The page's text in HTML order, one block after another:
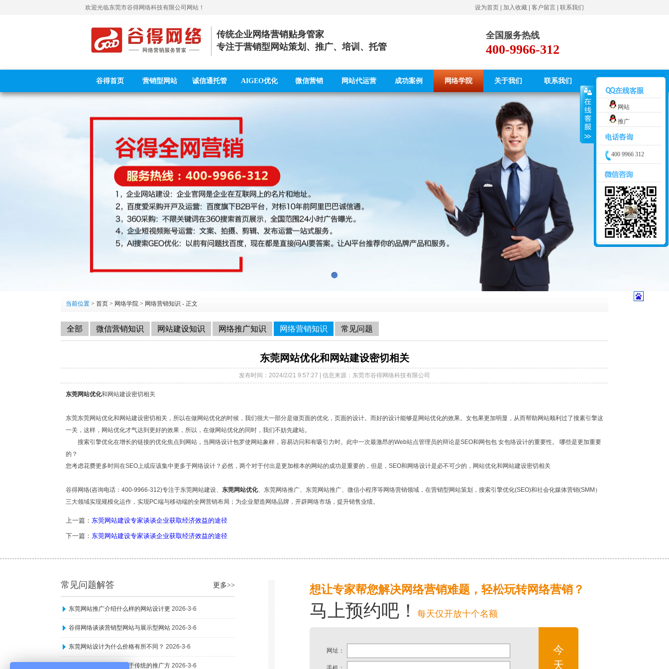
欢迎光临东莞市谷得网络科技有限公司 网站！ 设为首页 加入收藏 客户留言 联系我们
传统企业网络营销贴身管家
专注于营销型网站策划、推广、培训、托管
全国服务热线
400-9966-312
谷得首页 营销型网站 诚信通托管 AIGEO优化 微信营销 网站代运营 成功案例 网络学院 关于我们 联系我们
当前位置 > 首页 > 网络学院 > 网络营销知识 - 正文
全部 微信营销知识 网站建设知识 网络推广知识 网络营销知识 常见问题
东莞网站优化和网站建设密切相关
发布时间：2024/2/21 9:57:27 | 信息来源：东莞市谷得网络科技有限公司
东莞网站优化和网站建设密切相关
东莞东莞网站优化和网站建设密切相关，所以在做网站优化的时候，我们很大一部分是做页面的优化，页面的设计。而好的设计能够是网站优化的效果。女包果更加明显，从而帮助网站顺利过了搜素引擎这
一关，这样，网站优化才气达到更好的效果，所以，在做网站优化的同时，我们不妨先建站。
搜索引擎优化在增长的链接的优化焦点到网站，当网络设计包罗使网站象样，容易访问和有吸引力时。此中一次最激昂的Web站点管理员的辩论是SEO和网包包 女包络设计的重要性。 哪些是更加重要
的？
您考虑花费更多时间在SEO上或应该集中更多于网络设计？必然，两个对于付出是更加根本的网站的成功是重要的，但是，SEO和网络设计是必不可少的，网站优化和网站建设密切相关
谷得网络(咨询电话：400-9966-312)专注于东莞网站建设、 东莞网站优化、东莞网络推广、东莞网站推广、微信小程序等网络营销领域，在营销型网站策划，搜索引擎优化(SEO)和社会化媒体营销(SMM）
三大领域实现规模化运作，实现PC端与移动端的全网营销布局；为企业塑造网络品牌，开辟网络市场，提升销售业绩。
上一篇： 东莞网站建设专家谈谈企业获取经济效益的途径
下一篇： 东莞网站建设专家谈谈企业获取经济效益的途径
常见问题解答 更多>>
东莞网站推广介绍什么样的网站设计更 2026-3-6
谷得网络谈谈营销型网站与展示型网站 2026-3-6
东莞网站设计为什么价格有所不同？ 2026-3-6
东莞网络推广公司相较于传统的推广方 2026-3-6
想让专家帮您解决网络营销难题，轻松玩转网络营销？
马上预约吧！ 每天仅开放十个名额
网址：
今
天
网站
推广
400 9966 312